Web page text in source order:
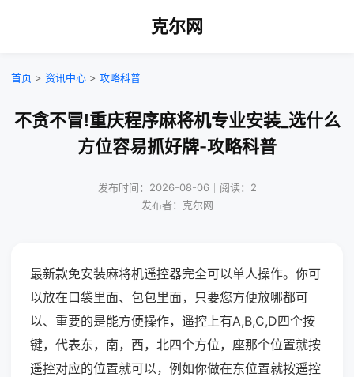
克尔网
首页 > 资讯中心 > 攻略科普
不贪不冒!重庆程序麻将机专业安装_选什么
方位容易抓好牌-攻略科普
发布时间：2026-08-06｜阅读：2
发布者：克尔网
最新款免安装麻将机遥控器完全可以单人操作。你可
以放在口袋里面、包包里面，只要您方便放哪都可
以、重要的是能方便操作，遥控上有A,B,C,D四个按
键，代表东，南，西，北四个方位，座那个位置就按
遥控对应的位置就可以，例如你做在东位置就按遥控